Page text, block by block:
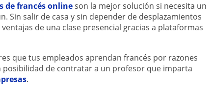
de francés onlineson la mejor solución si necesita un
Sin salir de casa y sin depender de desplazamientos
de una clase presencial gracias a plataformas
que tus empleados aprendan francés por razones
posibilidad de contratar a un profesor que imparta
.